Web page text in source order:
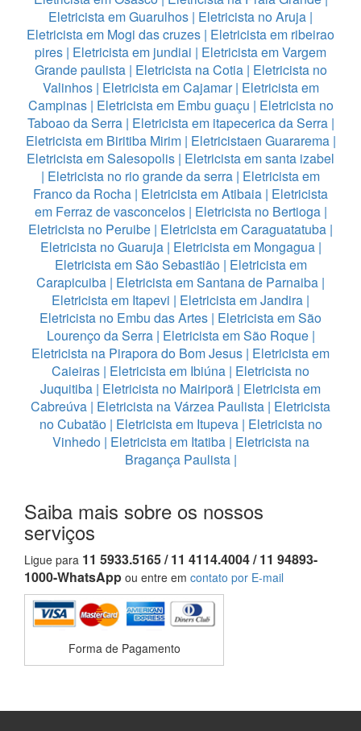
Eletricista em Guarulhos | Eletricista no Aruja |
Eletricista em Mogi das cruzes | Eletricista em ribeirao
pires | Eletricista em jundiai | Eletricista em Vargem
Grande paulista| Eletricista na Cotia| Eletricista no
Valinhos| Eletricista em Cajamar| Eletricista em
Campinas| Eletricista em Embu guaçu | Eletricista no
Taboao da Serra| Eletricista em itapecerica da Serra|
Eletricista em Biritiba Mirim| Eletricistaen Guararema|
Eletricista em Salesopolis | Eletricista em santa izabel
| Eletricista no rio grande da serra | Eletricista em
Franco da Rocha | Eletricista em Atibaia | Eletricista
em Ferraz de vasconcelos| Eletricista no Bertioga|
Eletricista no Peruibe | Eletricista em Caraguatatuba |
Eletricista no Guaruja| Eletricista em Mongagua|
Eletricista em São Sebastião| Eletricista em
Carapicuiba | Eletricista em Santana de Parnaiba |
Eletricista em Itapevi | Eletricista em Jandira |
Eletricista no Embu das Artes | Eletricista em São
Lourenço da Serra| Eletricista em São Roque|
Eletricista na Pirapora do Bom Jesus | Eletricista em
Caieiras | Eletricista em Ibiúna | Eletricista no
Juquitiba | Eletricista no Mairiporã | Eletricista em
Cabreúva | Eletricista na Várzea Paulista | Eletricista
no Cubatão| Eletricista em Itupeva| Eletricista no
Vinhedo| Eletricista em Itatiba| Eletricista na
Bragança Paulista|
Saiba mais sobre os nossos
serviços
Ligue para 11 5933.5165 / 11 4114.4004 / 11 94893-
1000-WhatsApp ou entre em contato por E-mail
Forma de Pagamento